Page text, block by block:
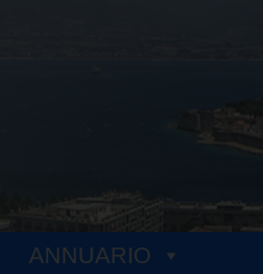
ANNUARIO